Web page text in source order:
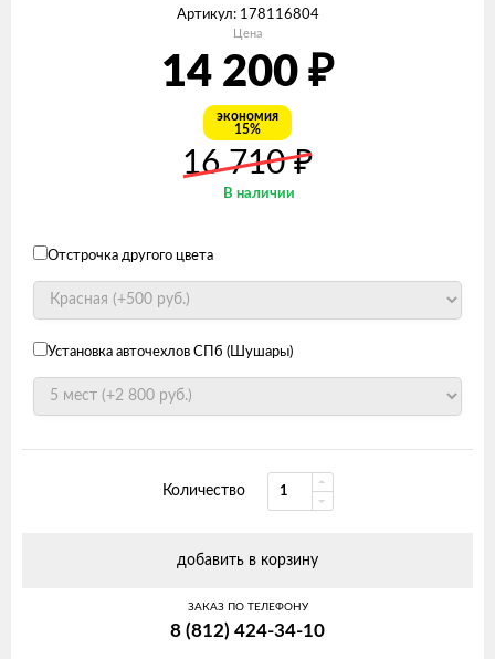
Артикул: 178116804
Цена
14 200 ₽
экономия
15%
16 710₽
В наличии
Отстрочка другого цвета
Установка авточехлов СПб (Шушары)
Количество
добавить в корзину
ЗАКАЗ ПО ТЕЛЕФОНУ
8 (812) 424-34-10